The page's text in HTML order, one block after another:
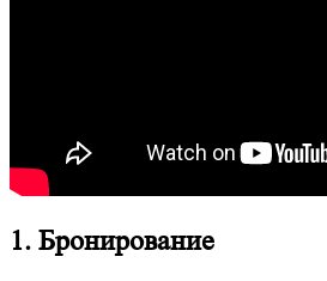
1. Бронирование